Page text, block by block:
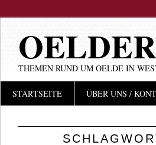
THEMEN RUND UM OELDE IN
Hauptmenü
InhaltSTARTSEITE ÜBER UNS /